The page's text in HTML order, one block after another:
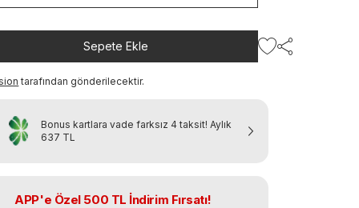
Sepete Ekle
tarafından gönderilecektir.
Bonus kartlara vade farksız 4 taksit! Aylık
637 TL
APP'e Özel 500 TL İndirim Fırsatı!